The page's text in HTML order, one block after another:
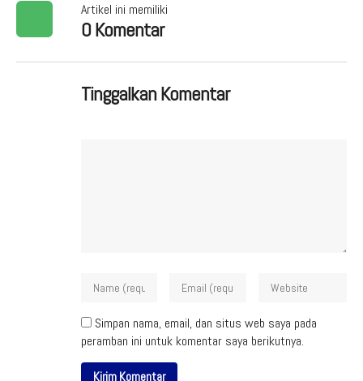
Artikel ini memiliki
0 Komentar
Tinggalkan Komentar
Simpan nama, email, dan situs web saya pada
peramban ini untuk komentar saya berikutnya.